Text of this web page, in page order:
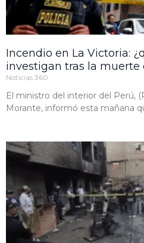
Incendio en La Victoria:
investigan tras la muerte
Noticias 360
El ministro del interior del Perú,
Morante, informó esta mañana